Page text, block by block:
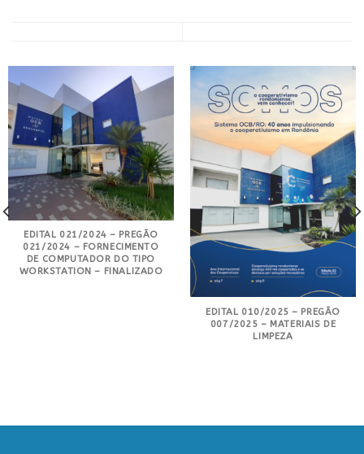
EDITAL 021/2024 – PREGÃO
021/2024 – FORNECIMENTO
DE COMPUTADOR DO TIPO
WORKSTATION – FINALIZADO
EDITAL 010/2025 – PREGÃO
007/2025 – MATERIAIS DE
LIMPEZA